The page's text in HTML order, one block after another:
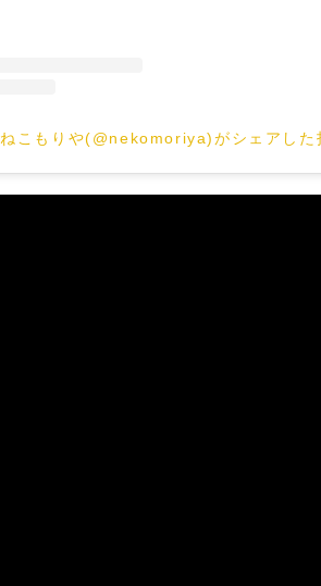
ねこもりや(@nekomoriya)がシェアした